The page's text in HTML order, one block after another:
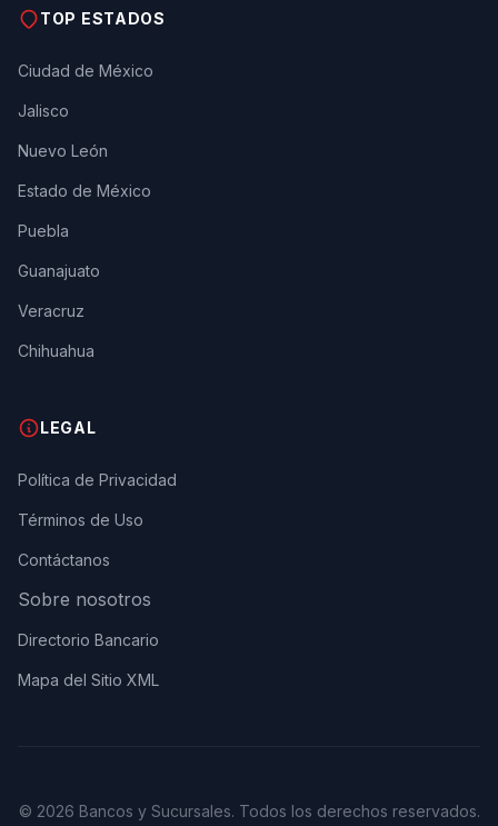
TOP ESTADOS
Ciudad de México
Jalisco
Nuevo León
Estado de México
Puebla
Guanajuato
Veracruz
Chihuahua
LEGAL
Política de Privacidad
Términos de Uso
Contáctanos
Sobre nosotros
Directorio Bancario
Mapa del Sitio XML
© 2026 Bancos y Sucursales. Todos los derechos reservados.